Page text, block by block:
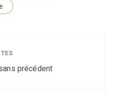
précédent